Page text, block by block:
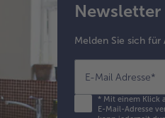
Newsletter
Melden Sie sich
E-Mail Adresse*
*Mit einem Klick
E-Mail-Adresse